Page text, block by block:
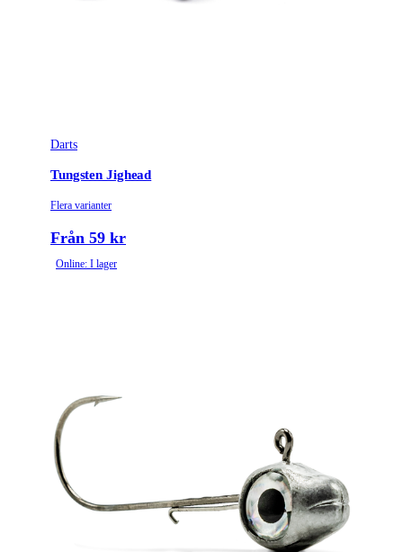
Darts
Tungsten Jighead
Flera varianter
Från 59 kr
Online: I lager